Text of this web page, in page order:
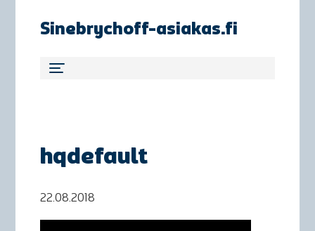
Sinebrychoff-asiakas.fi
hqdefault
22.08.2018